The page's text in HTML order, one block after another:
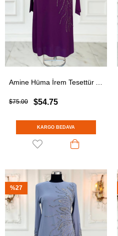
$54.75
$75.00
KARGO BEDAVA
%27